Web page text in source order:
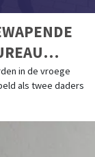
in de vroege
als twee daders